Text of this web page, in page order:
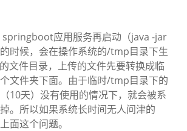
应用服务再启动（java -jar
时候，会在操作系统的/tmp目录下生
文件目录，上传的文件先要转换成临
文件夹下面。由于临时/tmp目录下的
10天）没有使用的情况下，就会被系
。所以如果系统长时间无人问津的
面这个问题。